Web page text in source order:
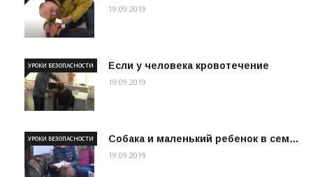
19.09.2019
Если у человека кровотечение
УРОКИ БЕЗОПАСНОСТИ
19.09.2019
Собака и маленький ребенок в сем…
УРОКИ БЕЗОПАСНОСТИ
19.09.2019